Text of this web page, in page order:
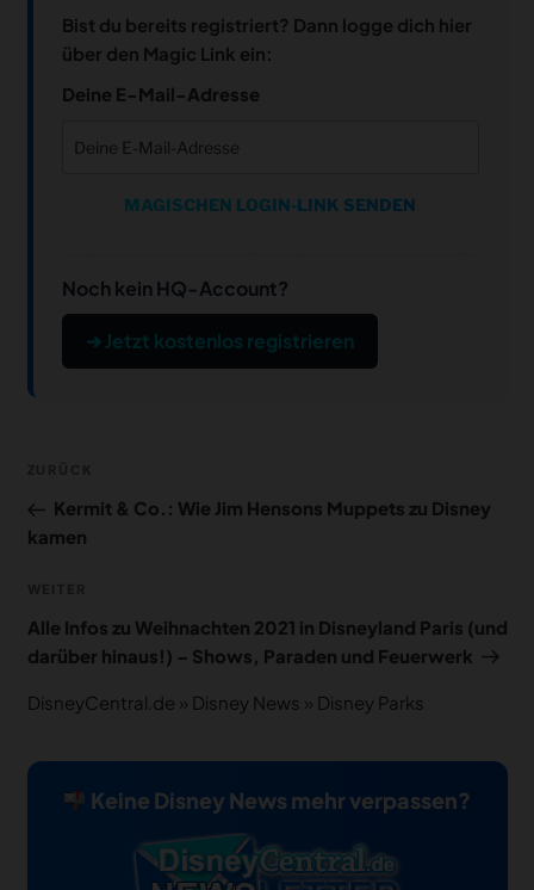
Bist du bereits registriert? Dann logge dich hier
über den Magic Link ein:
Deine E-Mail-Adresse
MAGISCHEN LOGIN-LINK SENDEN
Noch kein HQ-Account?
➔ Jetzt kostenlos registrieren
Beitrag
Kermit & Co.: Wie Jim Hensons Muppets zu Disney
kamen
Beitrag
Alle Infos zu Weihnachten 2021 in Disneyland Paris (und
darüber hinaus!) – Shows, Paraden und Feuerwerk
DisneyCentral.de » Disney News » Disney Parks
Keine Disney News mehr verpassen?